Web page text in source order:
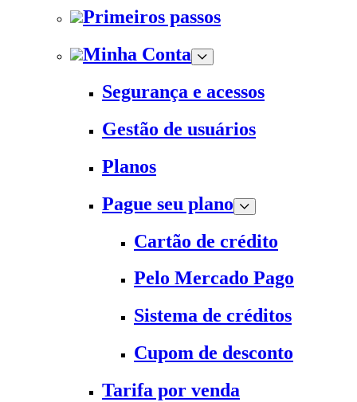
Primeiros passos
Minha Conta
Segurança e acessos
Gestão de usuários
Planos
Pague seu plano
Cartão de crédito
Pelo Mercado Pago
Sistema de créditos
Cupom de desconto
Tarifa por venda